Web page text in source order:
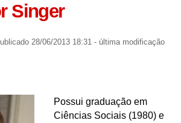
Singer
28/06/2013 18:31 - última modificação
Possui graduação em
Ciências Sociais (1980) e